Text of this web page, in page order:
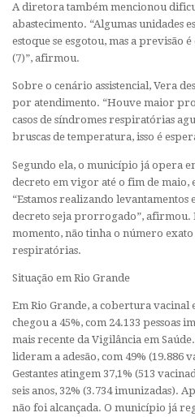
A diretora também mencionou
abastecimento. “Algumas unidades
estoque se esgotou, mas a previsão
(7)”, afirmou.
Sobre o cenário assistencial, Vera
por atendimento. “Houve maior
casos de síndromes respiratórias
bruscas de temperatura, isso é
Segundo ela, o município já opera
decreto em vigor até o fim de maio,
“Estamos realizando levantamentos
decreto seja prorrogado”, afirmou.
momento, não tinha o número
respiratórias.
Situação em Rio Grande
Em Rio Grande, a cobertura
chegou a 45%, com 24.133 pessoas
mais recente da Vigilância em
lideram a adesão, com 49% (19.886
Gestantes atingem 37,1% (513
seis anos, 32% (3.734 imunizadas).
não foi alcançada. O município já